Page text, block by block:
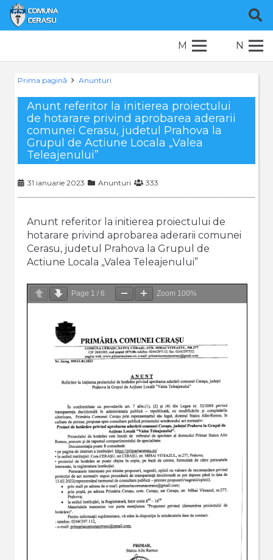
M N
Prima pagină Anunturi
Anunt referitor la initierea proiectului
de hotarare privind aprobarea aderarii
comunei Cerasu, judetul Prahova la
Grupul de Actiune Locala „Valea
Teleajenului”
31 ianuarie 2023 Anunturi 333
Anunt referitor la initierea proiectului de
hotarare privind aprobarea aderarii comunei
Cerasu, judetul Prahova la Grupul de
Actiune Locala „Valea Teleajenului”
Page 1 / 6 Zoom 100%